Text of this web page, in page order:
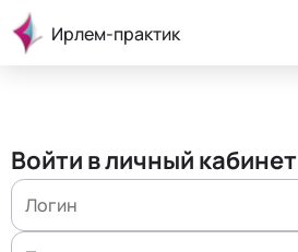
Ирлем-практик
Войти в личный кабинет